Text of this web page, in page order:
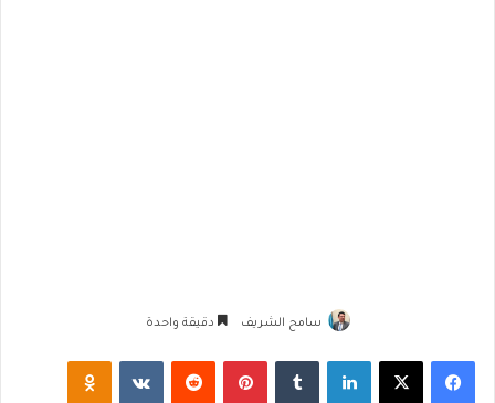
سامح الشريف دقيقة واحدة
فيسبوك لينكدإن بينتيريست